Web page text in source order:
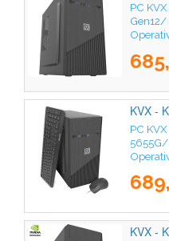
PC
Gen12/
KVX -
PC
5655G/
KVX -